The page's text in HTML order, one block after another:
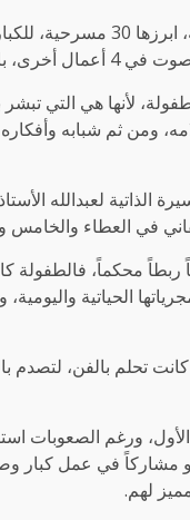
لأنها هي التي
ومن ثم شبابه وأفكاره
في العطاء والخامس
محكماً، فالطفولة
الحياتية
تحلم بالفن، لتصدم
الأول، ورغم
مشاركاً في عمل كبار
لهم.